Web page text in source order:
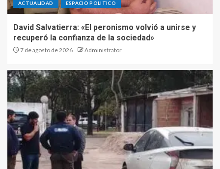
ACTUALIDAD ESPACIO POLITICO
David Salvatierra: «El peronismo volvió a unirse y
recuperó la confianza de la sociedad»
7 de agosto de 2026 Administrator